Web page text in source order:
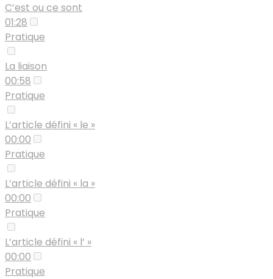
C’est ou ce sont
01:28
Pratique
La liaison
00:58
Pratique
L’article défini « le »
00:00
Pratique
L’article défini « la »
00:00
Pratique
L’article défini « l’ »
00:00
Pratique